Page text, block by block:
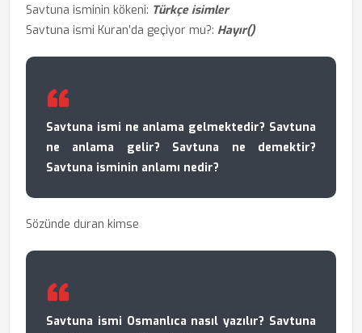
Savtuna isminin kökeni: Türkçe isimler
Savtuna ismi Kuran’da geçiyor mu?: Hayır()
Savtuna ismi ne anlama gelmektedir? Savtuna
ne anlama gelir? Savtuna ne demektir?
Savtuna isminin anlamı nedir?
Sözünde duran kimse
Savtuna ismi Osmanlıca nasıl yazılır? Savtuna